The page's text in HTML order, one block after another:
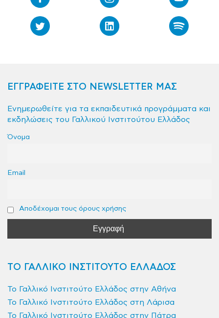
ΕΓΓΡΑΦΕΙΤΕ ΣΤΟ NEWSLETTER ΜΑΣ
Ενημερωθείτε για τα εκπαιδευτικά προγράμματα και
εκδηλώσεις του Γαλλικού Ινστιτούτου Ελλάδος
Όνομα
Email
Αποδέχομαι τους όρους χρήσης
ΤΟ ΓΑΛΛΙΚΟ ΙΝΣΤΙΤΟΥΤΟ ΕΛΛΑΔΟΣ
Το Γαλλικό Ινστιτούτο Ελλάδος στην Αθήνα
Το Γαλλικό Ινστιτούτο Ελλάδος στη Λάρισα
Το Γαλλικό Ινστιτούτο Ελλάδος στην Πάτρα